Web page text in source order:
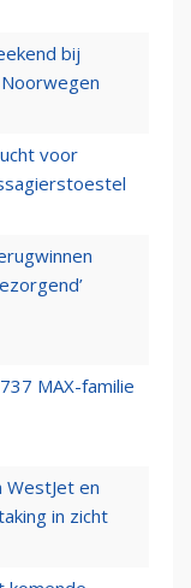
bij
voor
MAX-familie
en
in zicht